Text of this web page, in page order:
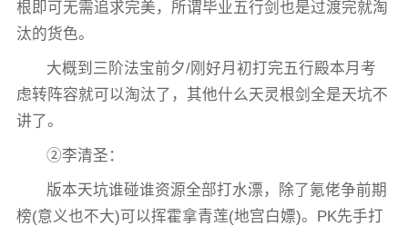
根即可无需追求完美，所谓毕业五行剑也是过渡完就淘
汰的货色。
大概到三阶法宝前夕/刚好月初打完五行殿本月考
虑转阵容就可以淘汰了，其他什么天灵根剑全是天坑不
讲了。
②李清圣：
版本天坑谁碰谁资源全部打水漂，除了氪佬争前期
榜(意义也不大)可以挥霍拿青莲(地宫白嫖)。PK先手打